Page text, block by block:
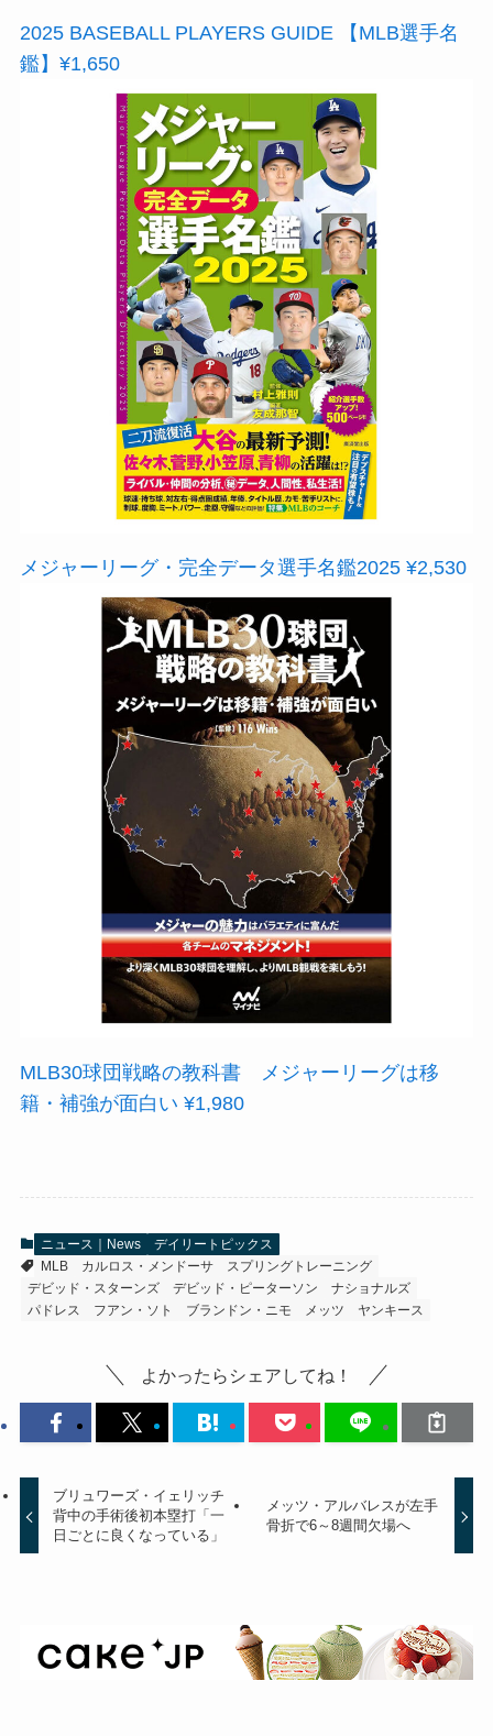
2025 BASEBALL PLAYERS GUIDE 【MLB選手名
鑑】¥1,650
メジャーリーグ・完全データ選手名鑑2025 ¥2,530
MLB30球団戦略の教科書 メジャーリーグは移
籍・補強が面白い ¥1,980
ニュース｜News
デイリートピックス
MLB
カルロス・メンドーサ
スプリングトレーニング
デビッド・スターンズ
デビッド・ピーターソン
ナショナルズ
パドレス
フアン・ソト ブランドン・ニモ メッツ ヤンキース
よかったらシェアしてね！
ブリュワーズ・イェリッチ
背中の手術後初本塁打「一
日ごとに良くなっている」
メッツ・アルバレスが左手
骨折で6～8週間欠場へ